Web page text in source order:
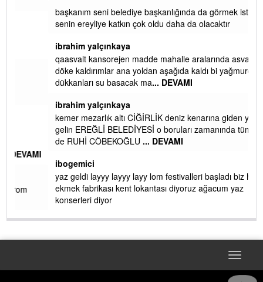
başkanım seni belediye başkanlığında da görmek isteriz
senin ereyliye katkın çok oldu daha da olacaktır
ibrahim yalçınkaya
qaasvalt kansorejen madde mahalle aralarında asvalt döke
döke kaldırımlar ana yoldan aşağıda kaldı bi yağmurda
dükkanları su basacak ma... DEVAMI
ibrahim yalçınkaya
kemer mezarlık altı CİĞİRLİK deniz kenarına giden yola
gelin EREĞLİ BELEDİYESİ o boruları zamanında tüm ereğli
de RUHİ CÖBEKOĞLU... DEVAMI
ibogemici
yaz geldi layyy layyy layy lom festivalleri başladı biz halk
ekmek fabrikası kent lokantası diyoruz ağacum yaz
konserleri diyor
Toggle